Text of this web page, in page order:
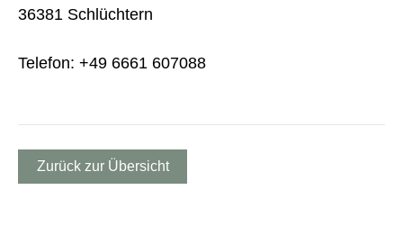
36381 Schlüchtern
Telefon: +49 6661 607088
Zurück zur Übersicht